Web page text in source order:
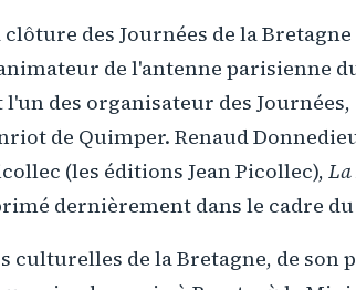
des Journées de la Bretagne
de l'antenne parisienne
l'un des organisateur des
de Quimper. Renaud
(les éditions Jean Picollec), La
dernièrement dans le cadre
culturelles de la Bretagne, de son